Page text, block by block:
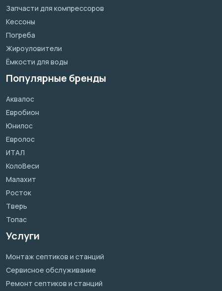
Запчасти для компрессоров
Кессоны
Погреба
Жироуловители
Ёмкости для воды
Популярные бренды
Аквалос
Евробион
Юнилос
Евролос
ИТАЛ
КолоВеси
Малахит
Росток
Тверь
Топас
Услуги
Монтаж септиков и станций
Сервисное обслуживание
Ремонт септиков и станций